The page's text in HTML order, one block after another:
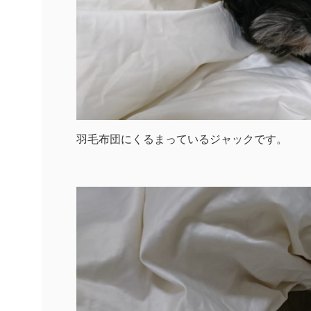
羽毛布団にくるまっているジャックです。